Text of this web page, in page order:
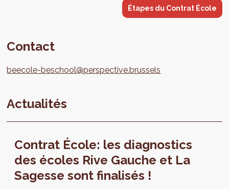
Étapes du Contrat École
Contact
beecole-beschool@perspective.brussels
Actualités
Contrat École: les diagnostics
des écoles Rive Gauche et La
Sagesse sont finalisés !